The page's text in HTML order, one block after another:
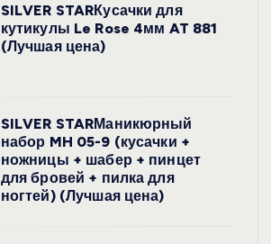
SILVER STARКусачки для
кутикулы Le Rose 4мм AT 881
(Лучшая цена)
SILVER STARМаникюрный
набор MH 05-9 (кусачки +
ножницы + шабер + пинцет
для бровей + пилка для
ногтей) (Лучшая цена)